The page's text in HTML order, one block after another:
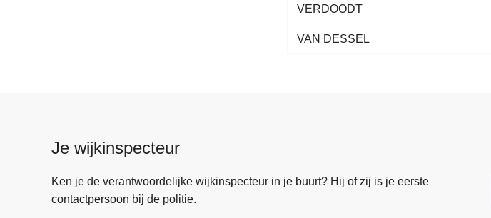
VERDOODT
VAN DESSEL
Je wijkinspecteur
Ken je de verantwoordelijke wijkinspecteur in je buurt? Hij of zij is je eerste
contactpersoon bij de politie.